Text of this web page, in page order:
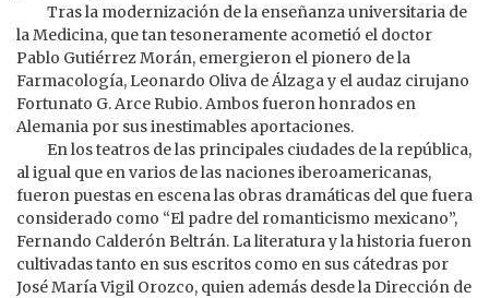
Tras la modernización de la enseñanza universitaria de
la Medicina, que tan tesoneramente acometió el doctor
Pablo Gutiérrez Morán, emergieron el pionero de la
Farmacología, Leonardo Oliva de Álzaga y el audaz cirujano
Fortunato G. Arce Rubio. Ambos fueron honrados en
Alemania por sus inestimables aportaciones.
En los teatros de las principales ciudades de la república,
al igual que en varios de las naciones iberoamericanas,
fueron puestas en escena las obras dramáticas del que fuera
considerado como “El padre del romanticismo mexicano”,
Fernando Calderón Beltrán. La literatura y la historia fueron
cultivadas tanto en sus escritos como en sus cátedras por
José María Vigil Orozco, quien además desde la Dirección de